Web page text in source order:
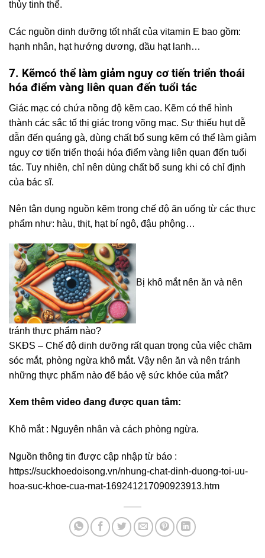
thủy tinh thể.
Các nguồn dinh dưỡng tốt nhất của vitamin E bao gồm:
hạnh nhân, hạt hướng dương, dầu hạt lanh…
7. Kẽmcó thể làm giảm nguy cơ tiến triển thoái
hóa điểm vàng liên quan đến tuổi tác
Giác mạc có chứa nồng độ kẽm cao. Kẽm có thể hình
thành các sắc tố thị giác trong võng mạc. Sự thiếu hụt dễ
dẫn đến quáng gà, dùng chất bổ sung kẽm có thể làm giảm
nguy cơ tiến triển thoái hóa điểm vàng liên quan đến tuổi
tác. Tuy nhiên, chỉ nên dùng chất bổ sung khi có chỉ định
của bác sĩ.
Nên tận dụng nguồn kẽm trong chế độ ăn uống từ các thực
phẩm như: hàu, thịt, hạt bí ngô, đậu phộng…
Bị khô mắt nên ăn và nên
tránh thực phẩm nào?
SKĐS – Chế độ dinh dưỡng rất quan trọng của việc chăm
sóc mắt, phòng ngừa khô mắt. Vậy nên ăn và nên tránh
những thực phẩm nào để bảo vệ sức khỏe của mắt?
Xem thêm video đang được quan tâm:
Khô mắt : Nguyên nhân và cách phòng ngừa.
Nguồn thông tin được cập nhập từ báo :
https://suckhoedoisong.vn/nhung-chat-dinh-duong-toi-uu-
hoa-suc-khoe-cua-mat-169241217090923913.htm